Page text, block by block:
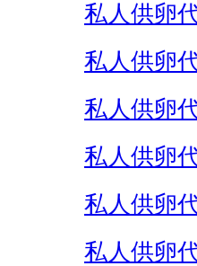
私人供卵
私人供卵
私人供卵
私人供卵
私人供卵
私人供卵